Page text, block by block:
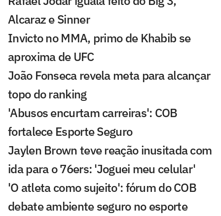
Alcaraz e Sinner
Invicto no MMA, primo de Khabib se
aproxima de UFC
João Fonseca revela meta para alcançar
topo do ranking
'Abusos encurtam carreiras': COB
fortalece Esporte Seguro
Jaylen Brown teve reação inusitada com
ida para o 76ers: 'Joguei meu celular'
'O atleta como sujeito': fórum do COB
debate ambiente seguro no esporte